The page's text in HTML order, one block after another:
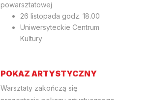
powarsztatowej
26 listopada godz. 18.00
Uniwersyteckie Centrum
Kultury
POKAZ ARTYSTYCZNY
Warsztaty zakończą się